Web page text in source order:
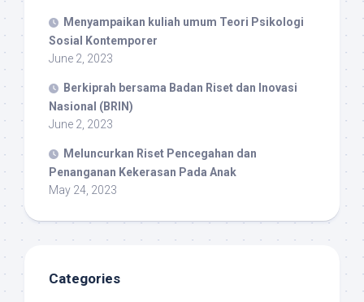
Menyampaikan kuliah umum Teori Psikologi
Sosial Kontemporer
June 2, 2023
Berkiprah bersama Badan Riset dan Inovasi
Nasional (BRIN)
June 2, 2023
Meluncurkan Riset Pencegahan dan
Penanganan Kekerasan Pada Anak
May 24, 2023
Categories